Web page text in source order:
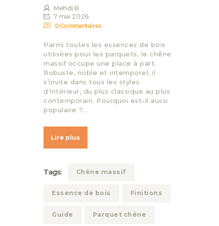
Mehdi.B
7 mai 2026
0 Commentaires
Parmi toutes les essences de bois
utilisées pour les parquets, le chêne
massif occupe une place à part.
Robuste, noble et intemporel, il
s’invite dans tous les styles
d’intérieur, du plus classique au plus
contemporain. Pourquoi est-il aussi
populaire ?…
Lire plus
Tags: Chêne massif
Essence de bois Finitions
Guide Parquet chêne